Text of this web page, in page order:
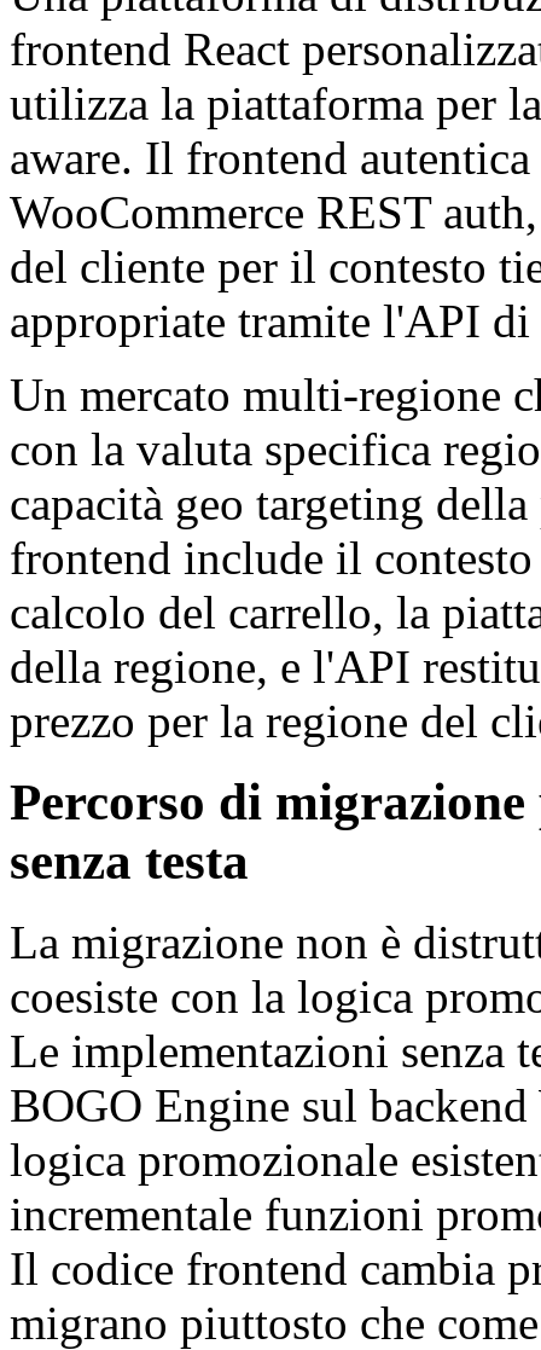
frontend React
utilizza la piattaforma per
aware. Il frontend
WooCommerce REST
del cliente per il contesto
appropriate tramite l'API
Un mercato multi-regione
con la valuta specifica
capacità geo targeting
frontend include il
calcolo del carrello, la
della regione, e l'API
prezzo per la regione del
Percorso di
senza testa
La migrazione non è
coesiste con la logica
Le implementazioni senza
BOGO Engine sul
logica promozionale
incrementale funzioni
Il codice frontend cambia
migrano piuttosto che